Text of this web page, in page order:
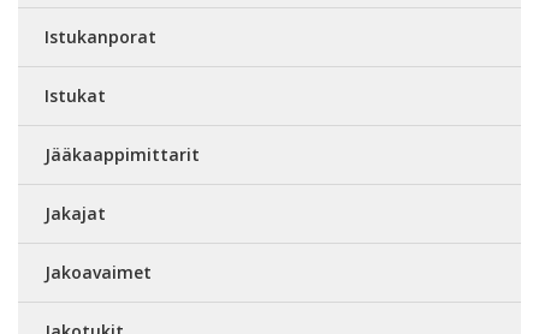
Istukanporat
Istukat
Jääkaappimittarit
Jakajat
Jakoavaimet